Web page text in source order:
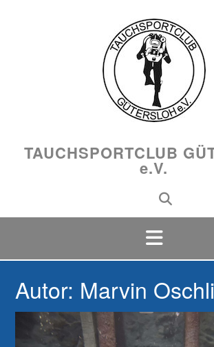
TAUCHSPORTCLUB
e.V.
Autor: Marvin